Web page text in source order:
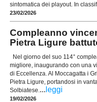
sintomatica dei playout. In
23/02/2026
Compleanno
Pietra Ligure
Nel giorno del suo 114°
migliore, inaugurando con una
di Eccellenza. Al Moccagatta i
Pietra Ligure, portandosi in
Solbiatese. ... leggi
19/02/2026